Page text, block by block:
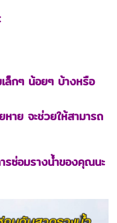
ล็กๆ น้อยๆ บ้างหรือ
าย จะช่วยให้สามารถ
รซ่อมรางน้ำของคุณนะ